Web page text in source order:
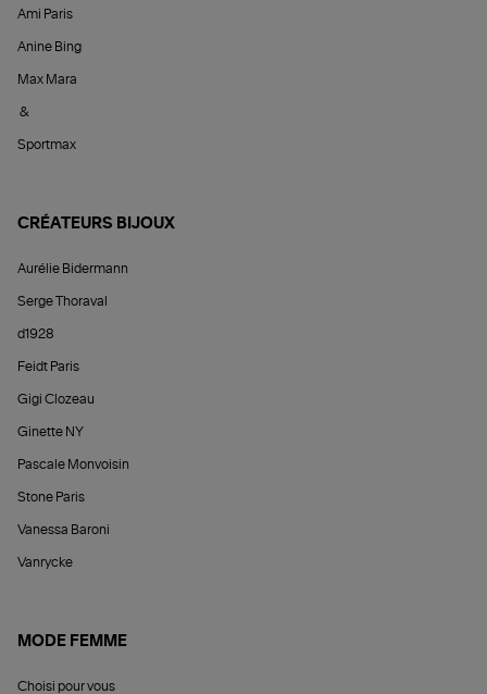
Ami Paris
Anine Bing
Max Mara
&
Sportmax
CRÉATEURS BIJOUX
Aurélie Bidermann
Serge Thoraval
d1928
Feidt Paris
Gigi Clozeau
Ginette NY
Pascale Monvoisin
Stone Paris
Vanessa Baroni
Vanrycke
MODE FEMME
Choisi pour vous